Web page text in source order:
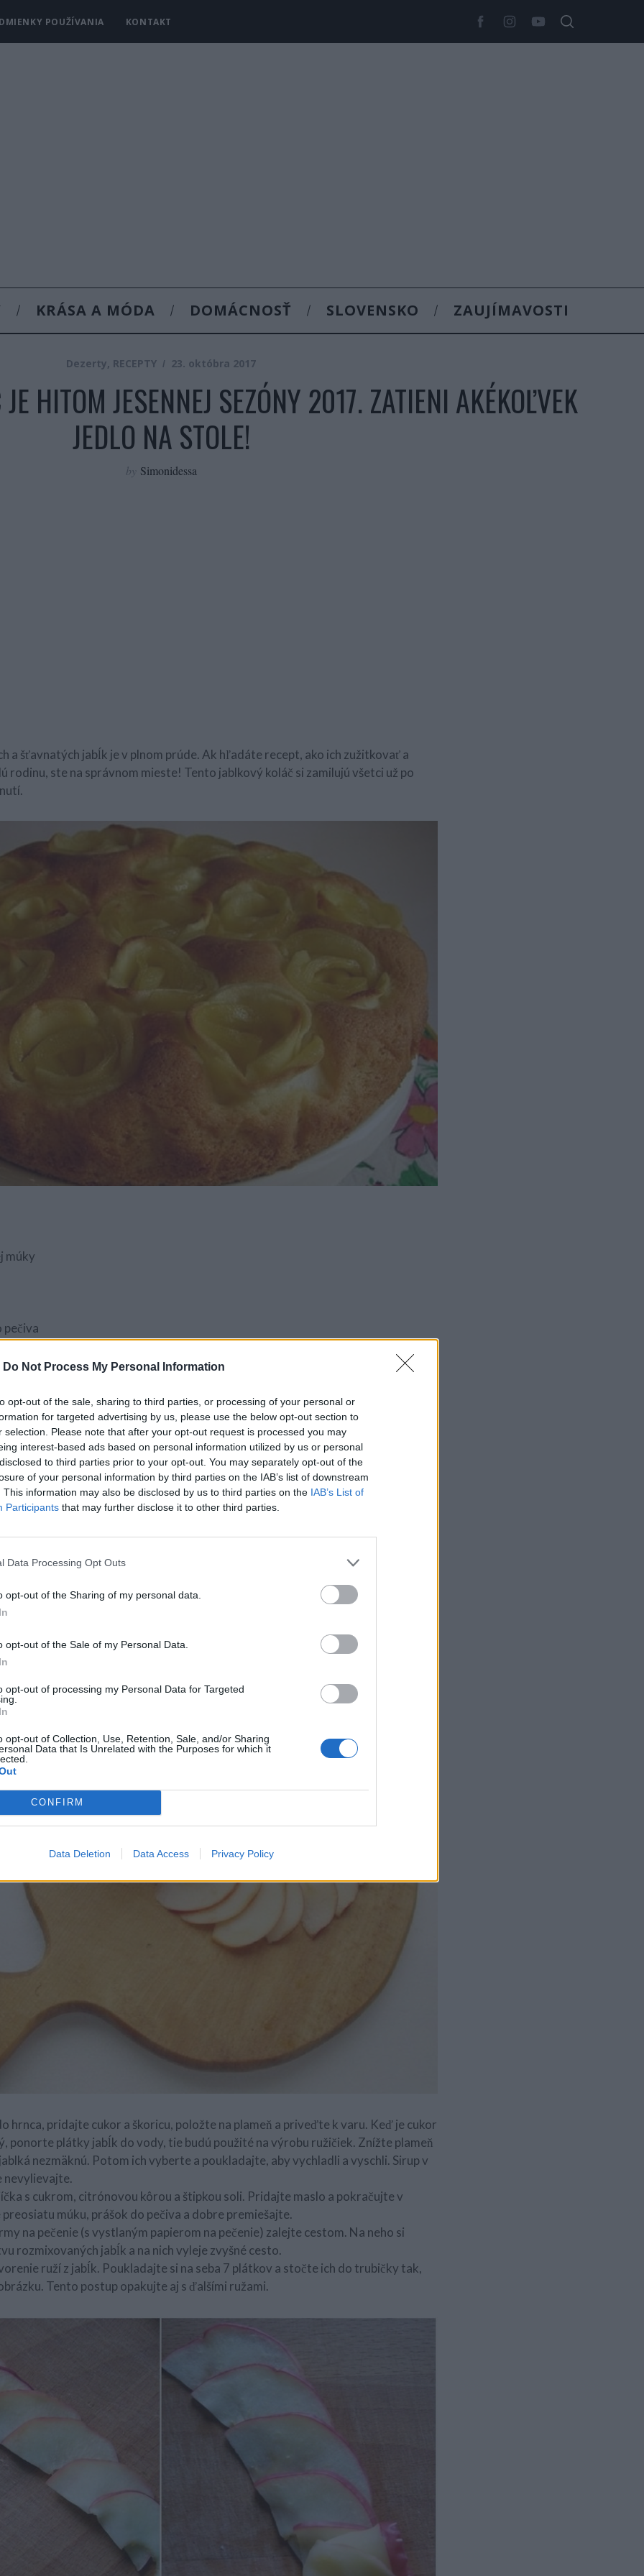
Do Not Process My Personal Information
opt-out of the sale, sharing to third parties, or processing of your personal or
for targeted advertising by us, please use the below opt-out section to
selection. Please note that after your opt-out request is processed you may
interest-based ads based on personal information utilized by us or personal
to third parties prior to your opt-out. You may separately opt-out of the
of your personal information by third parties on the IAB’s list of downstream
This information may also be disclosed by us to third parties on the IAB’s List of
Participants that may further disclose it to other third parties.
Data Processing Opt Outs
opt-out of the Sharing of my personal data.
opt-out of the Sale of my Personal Data.
opt-out of processing my Personal Data for Targeted
opt-out of Collection, Use, Retention, Sale, and/or Sharing
Data that Is Unrelated with the Purposes for which it
CONFIRM
Data Deletion Data Access Privacy Policy
POUŽÍVANIA KONTAKT
KRÁSA A MÓDA DOMÁCNOSŤ SLOVENSKO ZAUJÍMAVOSTI
Dezerty, RECEPTY 23. októbra 2017
HITOM JESENNEJ SEZÓNY 2017. ZATIENI AKÉKOĽVEK
JEDLO NA STOLE!
by Simonidessa
a šťavnatých jabĺk je v plnom prúde. Ak hľadáte recept, ako ich zužitkovať a
rodinu, ste na správnom mieste! Tento jablkový koláč si zamilujú všetci už po
múky
pečiva
ozdobenie
neodstraňujte z nich šupku, ale nakrájajte ich na tenké 2 mm plátky. Červená
z jabĺk zaujímavejšie, no farby jabĺk môžete ľubovoľne striedať. Na jednu ružu
hrnca, pridajte cukor a škoricu, položte na plameň a priveďte k varu. Keď je cukor
ponorte plátky jabĺk do vody, tie budú použité na výrobu ružičiek. Znížte plameň
nezmäknú. Potom ich vyberte a poukladajte, aby vychladli a vyschli. Sirup v
nevylievajte.
s cukrom, citrónovou kôrou a štipkou soli. Pridajte maslo a pokračujte v
múku, prášok do pečiva a dobre premiešajte.
na pečenie (s vystlaným papierom na pečenie) zalejte cestom. Na neho si
rozmixovaných jabĺk a na nich vyleje zvyšné cesto.
ruží z jabĺk. Poukladajte si na seba 7 plátkov a stočte ich do trubičky tak,
Tento postup opakujte aj s ďalšími ružami.